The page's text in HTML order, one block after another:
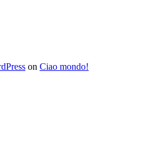
on Ciao mondo!